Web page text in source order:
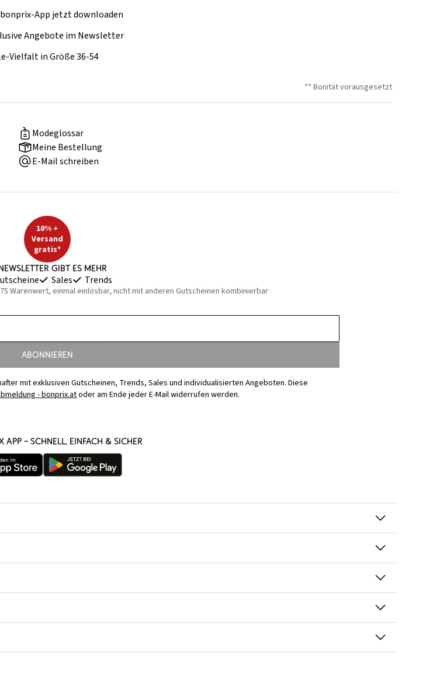
App jetzt downloaden
Angebote im Newsletter
Vielfalt in Größe 36-54
** Bonität vorausgesetzt
Modeglossar
Meine Bestellung
E-Mail schreiben
10% +
Versand
gratis*
gibt es mehr
Sales Trends
Warenwert, einmal einlösbar, nicht mit anderen Gutscheinen kombinierbar
Abonnieren
mit exklusiven Gutscheinen, Trends, Sales und individualisierten Angeboten. Diese
- bonprix.atoder am Ende jeder E-Mail widerrufen werden.
App – schnell, einfach & sicher